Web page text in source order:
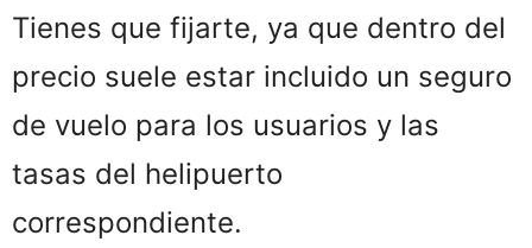
Tienes que fijarte, ya que dentro del
precio suele estar incluido un seguro
de vuelo para los usuarios y las
tasas del helipuerto
correspondiente.